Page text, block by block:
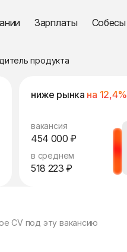
Зарплаты Собесы
продукта
ниже рынка на 12,4%
вакансия
454 000 ₽
в среднем
518 223 ₽
CV под эту вакансию